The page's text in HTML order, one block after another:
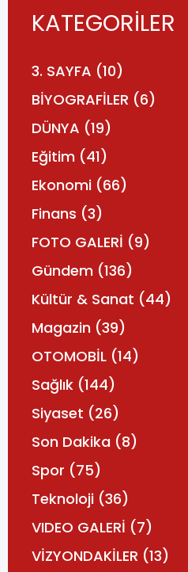
KATEGORİLER
3. SAYFA (10)
BİYOGRAFİLER (6)
DÜNYA (19)
Eğitim (41)
Ekonomi (66)
Finans (3)
FOTO GALERİ (9)
Gündem (136)
Kültür & Sanat (44)
Magazin (39)
OTOMOBİL (14)
Sağlık (144)
Siyaset (26)
Son Dakika (8)
Spor (75)
Teknoloji (36)
VIDEO GALERİ (7)
VİZYONDAKİLER (13)